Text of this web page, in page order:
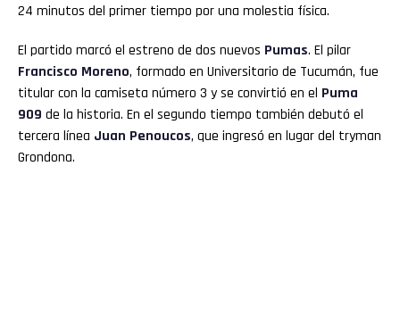
24 minutos del primer tiempo por una molestia física.
El partido marcó el estreno de dos nuevos Pumas. El pilar
Francisco Moreno, formado en Universitario de Tucumán, fue
titular con la camiseta número 3 y se convirtió en el Puma
909 de la historia. En el segundo tiempo también debutó el
tercera línea Juan Penoucos, que ingresó en lugar del tryman
Grondona.